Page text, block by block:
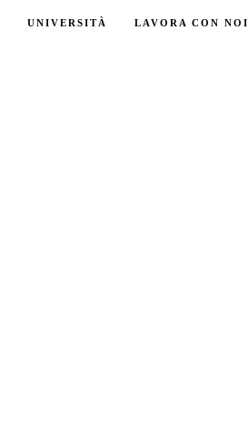
UNIVERSITÀ LAVORA CON NOI